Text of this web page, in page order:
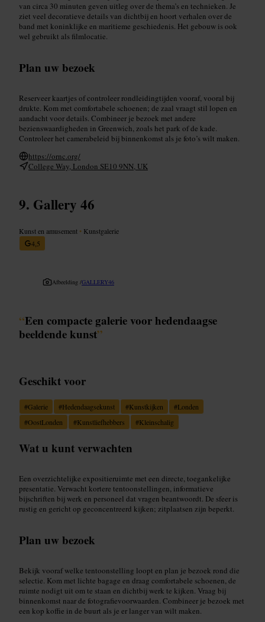
van circa 30 minuten geven uitleg over de thema’s en technieken. Je
ziet veel decoratieve details van dichtbij en hoort verhalen over de
band met koninklijke en maritieme geschiedenis. Het gebouw is ook
wel gebruikt als filmlocatie.
Plan uw bezoek
Reserveer kaartjes of controleer rondleidingtijden vooraf, vooral bij
drukte. Kom met comfortabele schoenen; de zaal vraagt stil lopen en
aandacht voor details. Combineer je bezoek met andere
bezienswaardigheden in Greenwich, zoals het park of de kade.
Controleer het camerabeleid bij binnenkomst als je foto’s wilt maken.
https://ornc.org/
College Way, London SE10 9NN, UK
Gallery 46
Kunst en amusement • Kunstgalerie
4,5
Afbeelding /GALLERY46
“Een compacte galerie voor hedendaagse
beeldende kunst”
Geschikt voor
#Galerie #Hedendaagsekunst #Kunstkijken #Londen
#OostLonden #Kunstliefhebbers #Kleinschalig
Wat u kunt verwachten
Een overzichtelijke expositieruimte met een directe, toegankelijke
presentatie. Verwacht kortere tentoonstellingen, informatieve
bijschriften bij werk en personeel dat vragen beantwoordt. De sfeer is
rustig en gericht op geconcentreerd kijken; zitplaatsen zijn beperkt.
Plan uw bezoek
Bekijk vooraf welke tentoonstelling loopt en plan je bezoek rond die
selectie. Kom met lichte bagage en draag comfortabele schoenen, de
ruimte nodigt uit om te staan en dichtbij werk te kijken. Vraag bij
binnenkomst naar de fotografievoorwaarden. Combineer je bezoek met
een kop koffie in de buurt als je er langer van wilt maken.